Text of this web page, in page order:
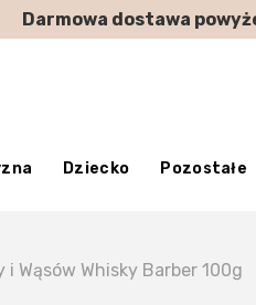
Darmowa dostawa
Dziecko Pozostałe
i Wąsów Whisky Barber 100g